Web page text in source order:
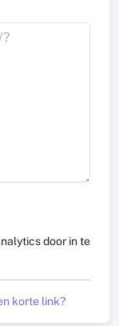
door in te
korte link?